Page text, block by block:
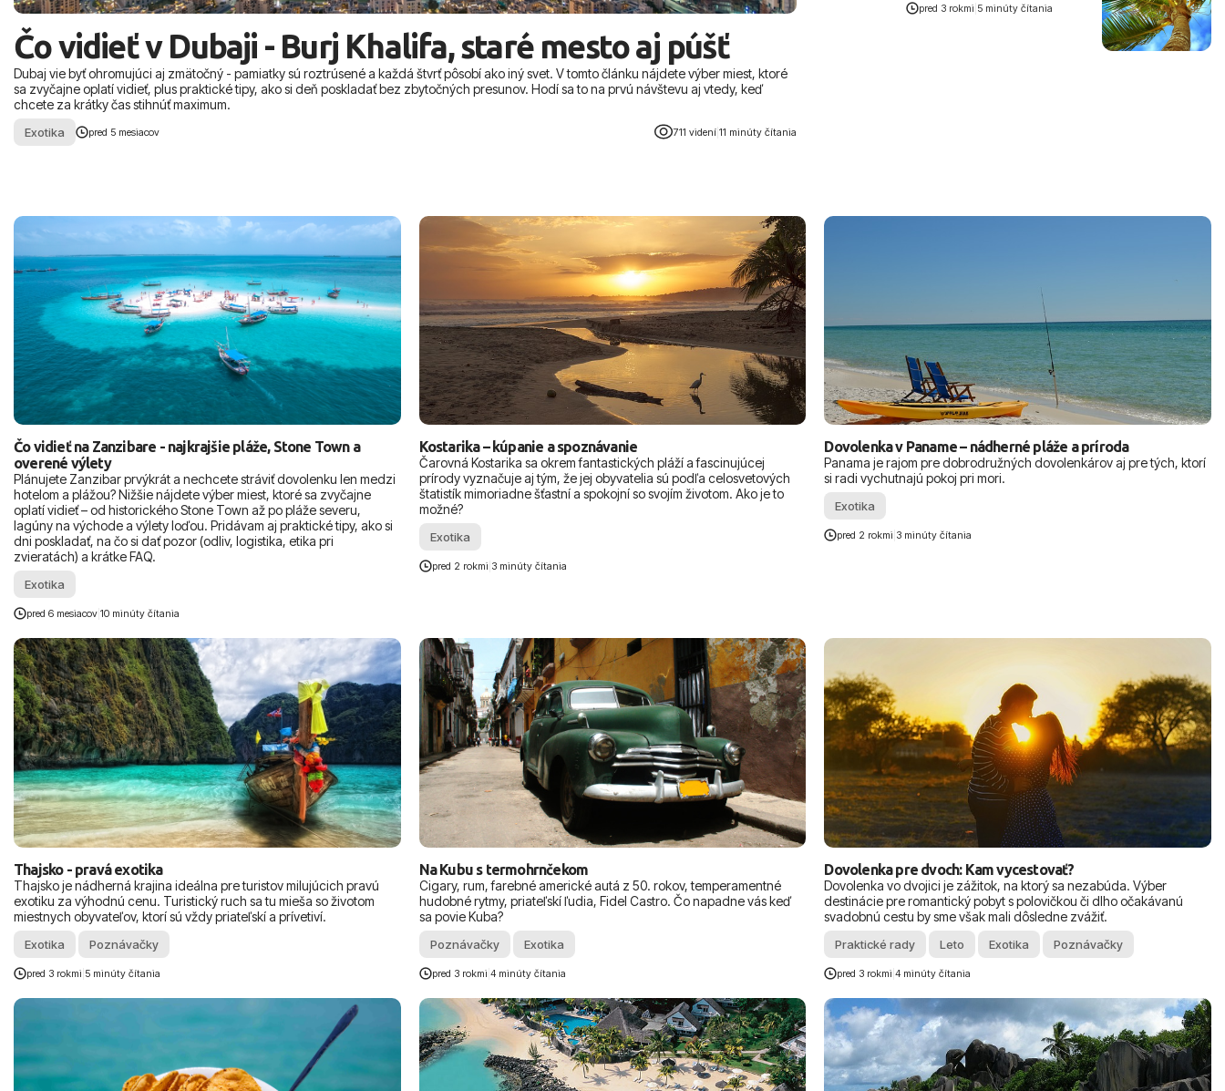
pred 3 rokmi 5 minúty čítania
Čo vidieť v Dubaji - Burj Khalifa, staré mesto aj púšť
Dubaj vie byť ohromujúci aj zmätočný - pamiatky sú roztrúsené a každá štvrť pôsobí ako iný svet. V tomto článku nájdete výber miest, ktoré
sa zvyčajne oplatí vidieť, plus praktické tipy, ako si deň poskladať bez zbytočných presunov. Hodí sa to na prvú návštevu aj vtedy, keď
chcete za krátky čas stihnúť maximum.
Exotika pred 5 mesiacov 711 videní |11 minúty čítania
Čo vidieť na Zanzibare - najkrajšie pláže, Stone Town a
overené výlety
Plánujete Zanzibar prvýkrát a nechcete stráviť dovolenku len medzi
hotelom a plážou? Nižšie nájdete výber miest, ktoré sa zvyčajne
oplatí vidieť – od historického Stone Town až po pláže severu,
lagúny na východe a výlety loďou. Pridávam aj praktické tipy, ako si
dni poskladať, na čo si dať pozor (odliv, logistika, etika pri
zvieratách) a krátke FAQ.
Exotika
pred 6 mesiacov 10 minúty čítania
Kostarika – kúpanie a spoznávanie
Čarovná Kostarika sa okrem fantastických pláží a fascinujúcej
prírody vyznačuje aj tým, že jej obyvatelia sú podľa celosvetových
štatistík mimoriadne šťastní a spokojní so svojím životom. Ako je to
možné?
Exotika
pred 2 rokmi 3 minúty čítania
Dovolenka v Paname – nádherné pláže a príroda
Panama je rajom pre dobrodružných dovolenkárov aj pre tých, ktorí
si radi vychutnajú pokoj pri mori.
Exotika
pred 2 rokmi 3 minúty čítania
Thajsko - pravá exotika
Thajsko je nádherná krajina ideálna pre turistov milujúcich pravú
exotiku za výhodnú cenu. Turistický ruch sa tu mieša so životom
miestnych obyvateľov, ktorí sú vždy priateľskí a prívetiví.
Exotika Poznávačky
pred 3 rokmi 5 minúty čítania
Na Kubu s termohrnčekom
Cigary, rum, farebné americké autá z 50. rokov, temperamentné
hudobné rytmy, priateľskí ľudia, Fidel Castro. Čo napadne vás keď
sa povie Kuba?
Poznávačky Exotika
pred 3 rokmi 4 minúty čítania
Dovolenka pre dvoch: Kam vycestovať?
Dovolenka vo dvojici je zážitok, na ktorý sa nezabúda. Výber
destinácie pre romantický pobyt s polovičkou či dlho očakávanú
svadobnú cestu by sme však mali dôsledne zvážiť.
Praktické rady Leto Exotika Poznávačky
pred 3 rokmi |4 minúty čítania